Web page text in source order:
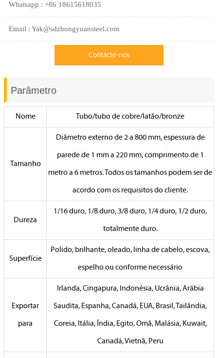
Whatsapp : +86 18615618035
Email : Yak@sdzhongyuansteel.com
Contacte-nos
Parâmetro
Nome Tubo/tubo de cobre/latão/bronze
Tamanho
Diâmetro externo de 2 a 800 mm, espessura de
parede de 1 mm a 220 mm, comprimento de 1
metro a 6 metros. Todos os tamanhos podem ser de
acordo com os requisitos do cliente.
Dureza
1/16 duro, 1/8 duro, 3/8 duro, 1/4 duro, 1/2 duro,
totalmente duro.
Superfície
Polido, brilhante, oleado, linha de cabelo, escova,
espelho ou conforme necessário
Exportar
para
Irlanda, Cingapura, Indonésia, Ucrânia, Arábia
Saudita, Espanha, Canadá, EUA, Brasil, Tailândia,
Coreia, Itália, Índia, Egito, Omã, Malásia, Kuwait,
Canadá, Vietnã, Peru